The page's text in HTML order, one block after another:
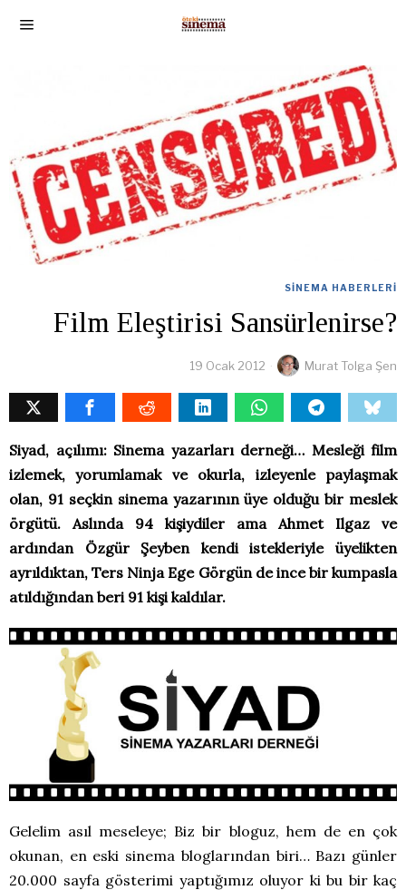
SINEMA HABERLERI
Film Eleştirisi Sansürlenirse?
19 Ocak 2012 Murat Tolga Şen
Siyad, açılımı: Sinema yazarları derneği… Mesleği film
izlemek, yorumlamak ve okurla, izleyenle paylaşmak
olan, 91 seçkin sinema yazarının üye olduğu bir meslek
örgütü. Aslında 94 kişiydiler ama Ahmet Ilgaz ve
ardından Özgür Şeyben kendi istekleriyle üyelikten
ayrıldıktan, Ters Ninja Ege Görgün de ince bir kumpasla
atıldığından beri 91 kişi kaldılar.
Gelelim asıl meseleye; Biz bir bloguz, hem de en çok
okunan, en eski sinema bloglarından biri… Bazı günler
20.000 sayfa gösterimi yaptığımız oluyor ki bu bir kaç